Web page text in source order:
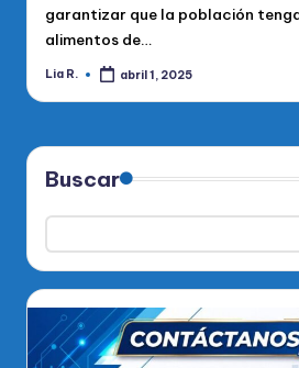
garantizar que la población
alimentos de…
Publicado
Lia R. abril 1, 2025
Buscar